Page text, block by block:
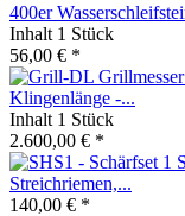
400er
Inhalt 1 Stück
56,00 € *
Klingenlänge -...
Inhalt 1 Stück
2.600,00 € *
Streichriemen,...
140,00 € *